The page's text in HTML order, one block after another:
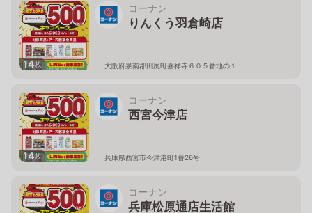
14枚
コーナン
りんくう羽倉崎店
大阪府泉南郡田尻町嘉祥寺６０５番地の１
14枚
コーナン
西宮今津店
兵庫県西宮市今津港町1番26号
コーナン
兵庫松原通店生活館